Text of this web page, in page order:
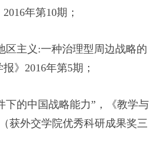
年第10期；
区主义:一种治理型周边战略的
》2016年第5期；
下的中国战略能力”，《教学与
获外交学院优秀科研成果奖三